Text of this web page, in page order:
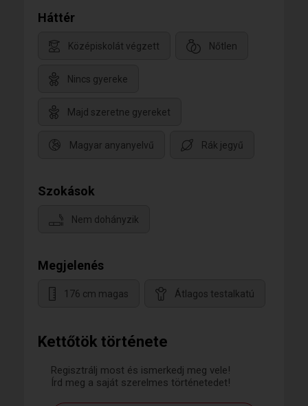
Kettőtök története
Regisztrálj most és ismerkedj meg vele!
Írd meg a saját szerelmes történetedet!
Háttér
Középiskolát végzett Nőtlen
Nincs gyereke
Majd szeretne gyereket
Magyar anyanyelvű Rák jegyű
Szokások
Nem dohányzik
Megjelenés
176 cm magas Átlagos testalkatú